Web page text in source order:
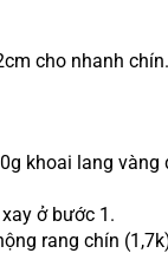
cho nhanh chín.
khoai lang
ở bước 1.
rang chín